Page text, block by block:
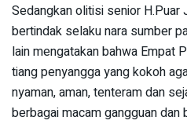
Sedangkan olitisi senior H.Puar
bertindak selaku nara sumber
lain mengatakan bahwa Empat
tiang penyangga yang kokoh
nyaman, aman, tenteram dan
berbagai macam gangguan dan